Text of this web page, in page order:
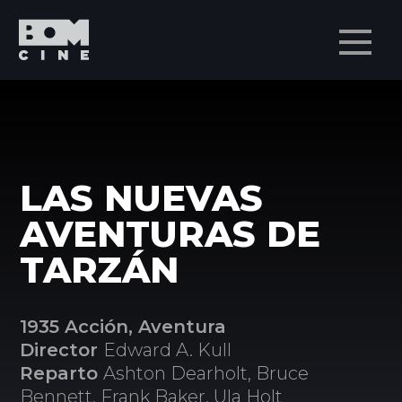
LAS NUEVAS
AVENTURAS DE
TARZÁN
1935 Acción, Aventura
Director Edward A. Kull
RepartoAshton Dearholt, Bruce
Bennett, Frank Baker, Ula Holt